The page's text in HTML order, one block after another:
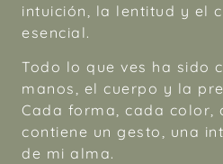
intuición, la lentitud y el
esencial.
Todo lo que ves ha sido
manos, el cuerpo y la
Cada forma, cada color,
contiene un gesto, una
de mi alma.